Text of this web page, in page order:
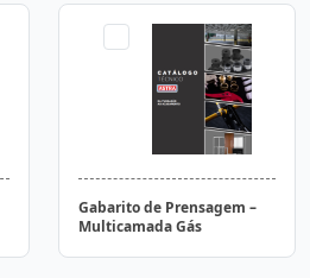
Gabarito de Prensagem –
Multicamada Gás